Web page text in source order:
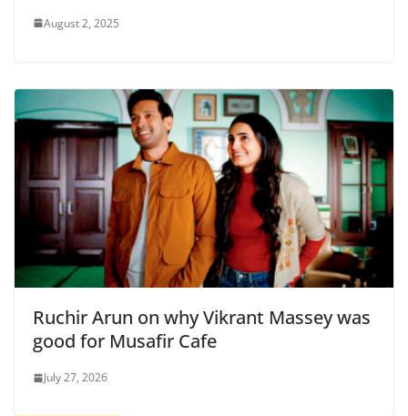
August 2, 2025
Ruchir Arun on why Vikrant Massey was
good for Musafir Cafe
July 27, 2026